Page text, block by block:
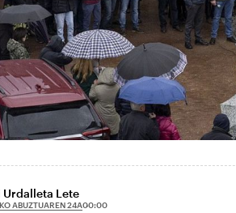
Urdalleta Lete
ABUZTUAREN 24A00:00